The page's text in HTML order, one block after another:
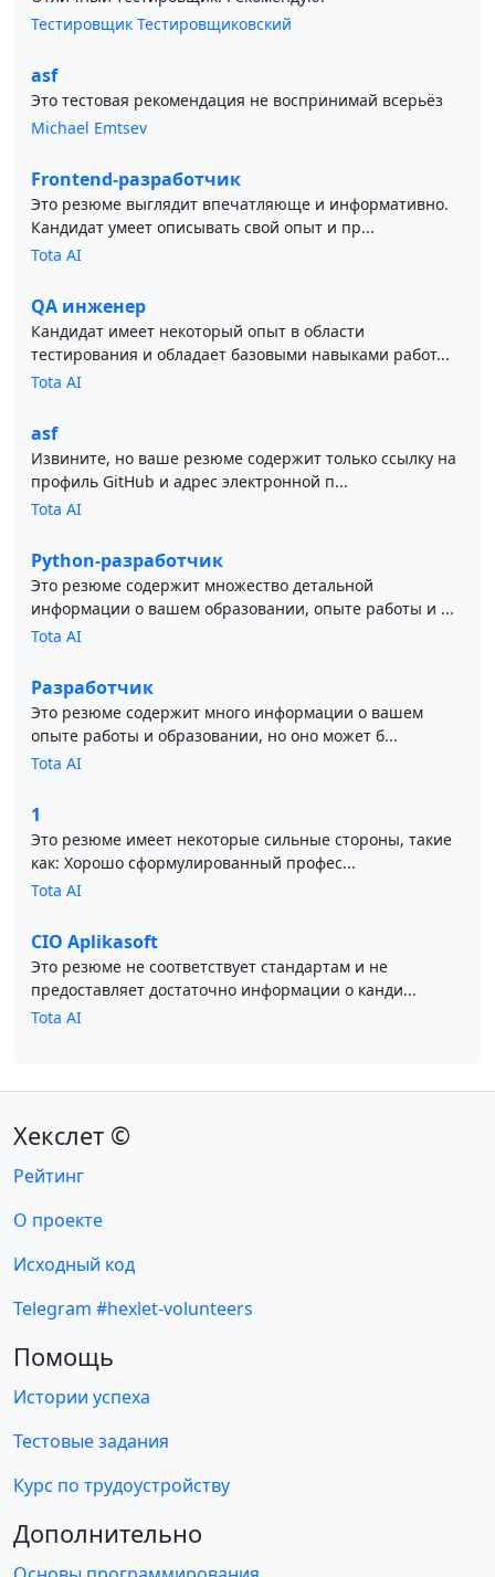
Тестировщик Тестировщиковский
asf
Это тестовая рекомендация не воспринимай всерьёз
Michael Emtsev
Frontend-разработчик
Это резюме выглядит впечатляюще и информативно.
Кандидат умеет описывать свой опыт и пр...
Tota AI
QA инженер
Кандидат имеет некоторый опыт в области
тестирования и обладает базовыми навыками работ...
Tota AI
asf
Извините, но ваше резюме содержит только ссылку на
профиль GitHub и адрес электронной п...
Tota AI
Python-разработчик
Это резюме содержит множество детальной
информации о вашем образовании, опыте работы и ...
Tota AI
Разработчик
Это резюме содержит много информации о вашем
опыте работы и образовании, но оно может б...
Tota AI
1
Это резюме имеет некоторые сильные стороны, такие
как: Хорошо сформулированный профес...
Tota AI
CIO Aplikasoft
Это резюме не соответствует стандартам и не
предоставляет достаточно информации о канди...
Tota AI
Хекслет ©
Рейтинг
О проекте
Исходный код
Telegram #hexlet-volunteers
Помощь
Истории успеха
Тестовые задания
Курс по трудоустройству
Дополнительно